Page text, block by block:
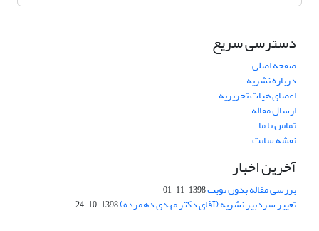
دسترسی سریع
صفحه اصلی
درباره نشریه
اعضای هیات تحریریه
ارسال مقاله
تماس با ما
نقشه سایت
آخرین اخبار
بررسی مقاله بدون نوبت1398-11-01
تغییر سردبیر نشریه (آقای دکتر مهدی دهمرده)1398-10-24